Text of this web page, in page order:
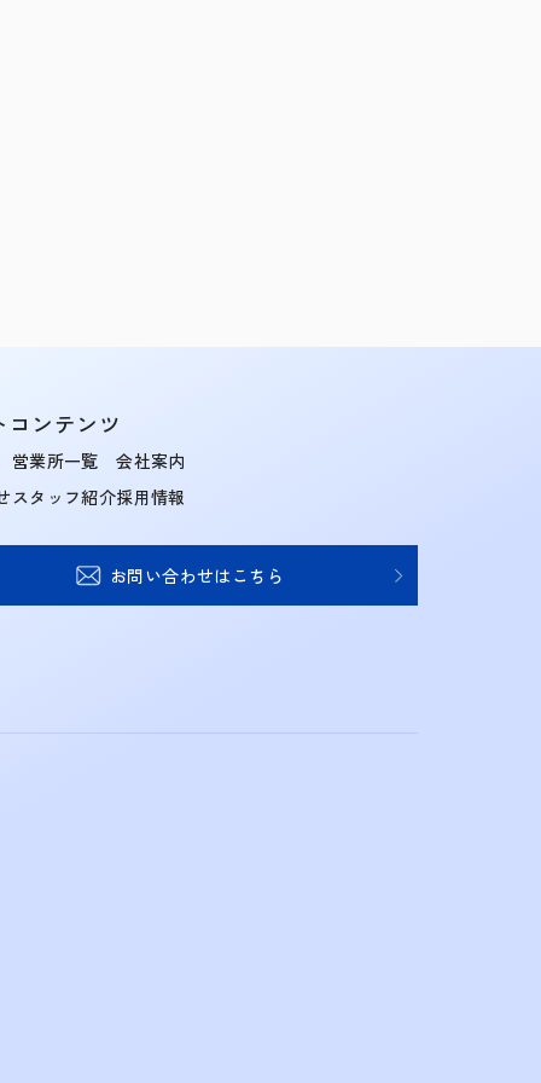
コンテンツ
営業所一覧
スタッフ紹介
会社案内
採用情報
お問い合わせはこちら